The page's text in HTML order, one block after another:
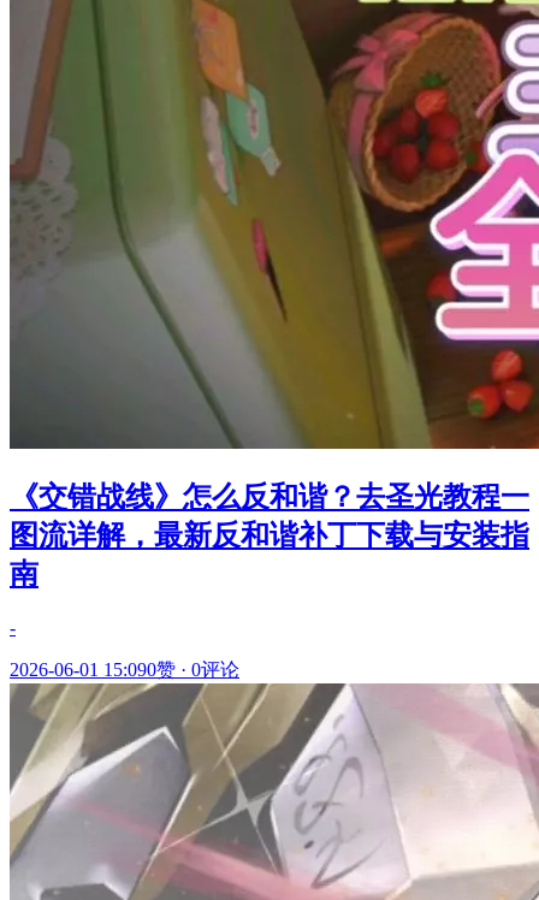
《交错战线》怎么反和谐？去圣光教程一
图流详解，最新反和谐补丁下载与安装指
南
-
2026-06-01 15:090赞 · 0评论